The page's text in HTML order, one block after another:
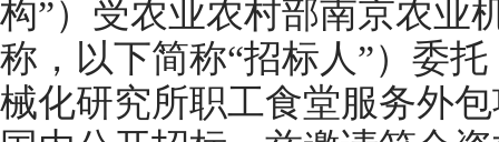
构”）受农业农村部南京农业
称，以下简称“招标人”）委
械化研究所职工食堂服务外